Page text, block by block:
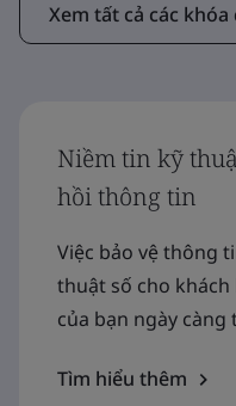
Xem tất cả các khóa
Niềm tin kỹ
hồi thông tin
Việc bảo vệ thông
thuật số cho
của bạn ngày
Tìm hiểu thêm